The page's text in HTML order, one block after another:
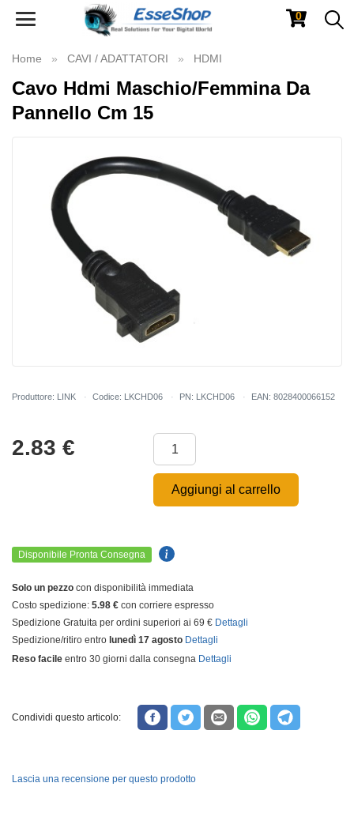
Toggle
0
Home CAVI / ADATTATORI HDMI
Cavo Hdmi Maschio/Femmina Da
Pannello Cm 15
Produttore: LINK Codice: LKCHD06 PN: LKCHD06 EAN: 8028400066152
2.83 €
Aggiungi al carrello
Disponibile Pronta Consegna
Solo un pezzo con disponibilità immediata
Costo spedizione: 5.98 € con corriere espresso
Spedizione Gratuita per ordini superiori ai 69 € Dettagli
Spedizione/ritiro entro lunedì 17 agosto Dettagli
Reso facile entro 30 giorni dalla consegna Dettagli
Condividi questo articolo:
Lascia una recensione per questo prodotto